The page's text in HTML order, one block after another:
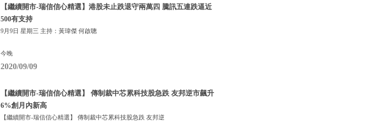
【繼續開市-瑞信信心精選】港股未止跌退守兩萬四 騰訊五連跌逼近
500有支持
9月9日 星期三 主持：黃瑋傑 何啟聰
今晚
2020/09/09
【繼續開市-瑞信信心精選】 傳制裁中芯累科技股急跌 友邦逆市飆升
6%創月內新高
【繼續開市-瑞信信心精選】 傳制裁中芯累科技股急跌 友邦逆